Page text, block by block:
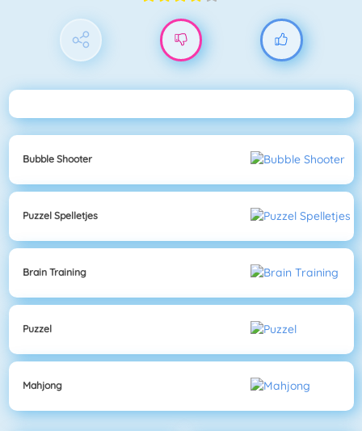
Bubble Shooter
Puzzel Spelletjes
Brain Training
Puzzel
Mahjong